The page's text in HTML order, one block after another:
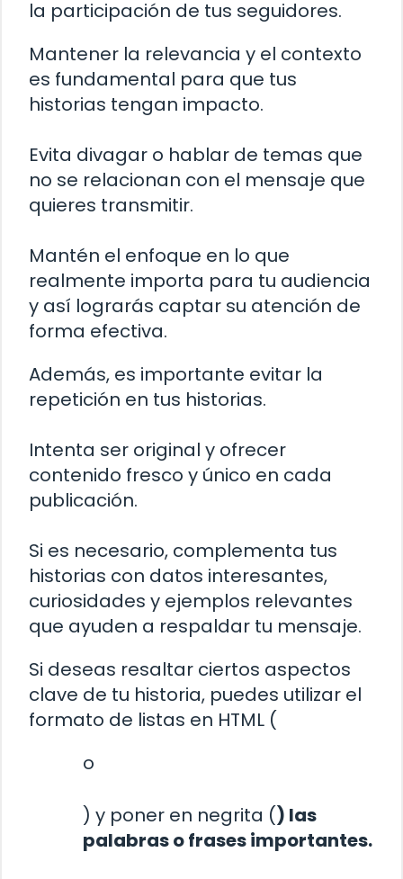
la participación de tus seguidores.
Mantener la relevancia y el contexto
es fundamental para que tus
historias tengan impacto.
Evita divagar o hablar de temas que
no se relacionan con el mensaje que
quieres transmitir.
Mantén el enfoque en lo que
realmente importa para tu audiencia
y así lograrás captar su atención de
forma efectiva.
Además, es importante evitar la
repetición en tus historias.
Intenta ser original y ofrecer
contenido fresco y único en cada
publicación.
Si es necesario, complementa tus
historias con datos interesantes,
curiosidades y ejemplos relevantes
que ayuden a respaldar tu mensaje.
Si deseas resaltar ciertos aspectos
clave de tu historia, puedes utilizar el
formato de listas en HTML (
o
) y poner en negrita () las
palabras o frases importantes.